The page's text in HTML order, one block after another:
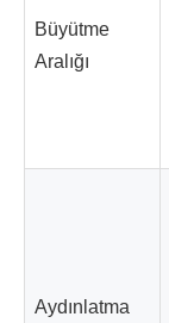
Büyütme
Aralığı
Aydınlatma